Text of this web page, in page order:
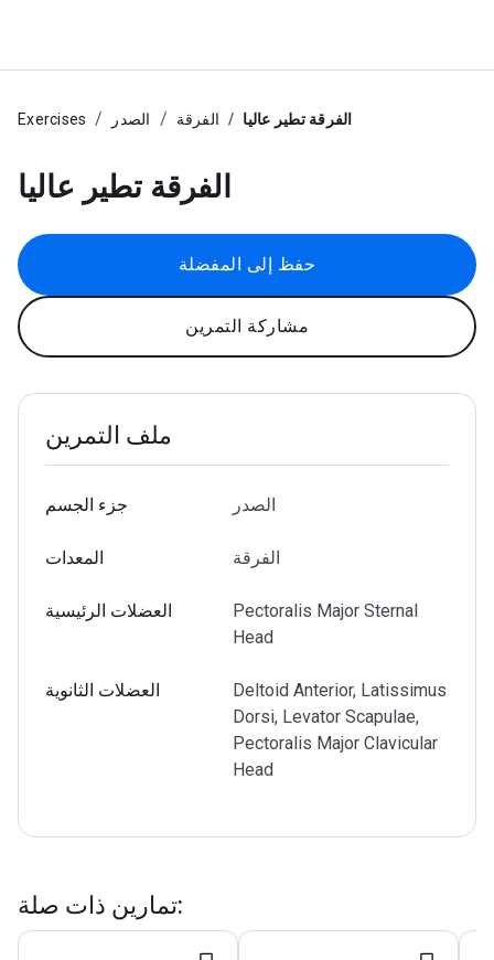
Exercises الصدر الفرقة الفرقة تطير عاليا
الفرقة تطير عاليا
حفظ إلى المفضلة
مشاركة التمرين
ملف التمرين
جزء الجسم الصدر
المعدات الفرقة
العضلات الرئيسية
Pectoralis Major Sternal
Head
العضلات الثانوية
Deltoid Anterior, Latissimus
Dorsi, Levator Scapulae,
Pectoralis Major Clavicular
Head
تمارين ذات صلة: